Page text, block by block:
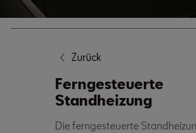
Zurück
Ferngesteuerte
Standheizung
Die ferngesteuerte